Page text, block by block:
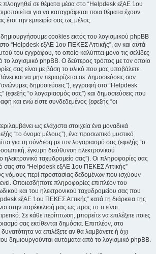
πλοηγηθεί σε θέματα μέσα στο “Helpdesk εξΑΕ 1ου
για να καταγράφεται ποια θέματα έχουν
έτσι την εμπειρία σας ως μέλος.
δημιουργήσουμε cookies εκτός του λογισμικού phpBB
“Helpdesk εξΑΕ 1ου ΠΕΚΕΣ Αττικής”, αν και αυτά
του εγγράφου, το οποίο καλύπτει μόνο τις σελίδες
το λογισμικό phpBB. Ο δεύτερος τρόπος με τον οποίο
σας είναι με βάση το υλικό που μας υποβάλετε.
και να μην περιορίζεται σε: δημοσιεύσεις σαν
δημοσιεύσεις”), εγγραφή στο “Helpdesk
(εφεξής “ο λογαριασμός σας”) και δημοσιεύσεις που
και ενώ είστε συνδεδεμένος (εφεξής “οι
ως ελάχιστα στοιχεία ένα μοναδικά
“το όνομα μέλους”), ένα προσωπικό μυστικό
για τη σύνδεση με τον λογαριασμό σας (εφεξής “ο
έγκυρη διεύθυνση ηλεκτρονικού
ηλεκτρονικό ταχυδρομείο σας”). Οι πληροφορίες σας
σας στο “Helpdesk εξΑΕ 1ου ΠΕΚΕΣ Αττικής”
νόμους περί προστασίας δεδομένων που ισχύουν
Οποιεσδήποτε πληροφορίες επιπλέον του
και του ηλεκτρονικού ταχυδρομείου σας που
εξΑΕ 1ου ΠΕΚΕΣ Αττικής” κατά τη διάρκεια της
στην παρέκκλισή μας ως προς το τι είναι
Σε κάθε περίπτωση, μπορείτε να επιλέξετε ποιες
σας εκτίθενται δημόσια. Επιπλέον, στο
να επιλέξετε αν θα λαμβάνετε ή όχι
δημιουργούνται αυτόματα από το λογισμικό phpBB.